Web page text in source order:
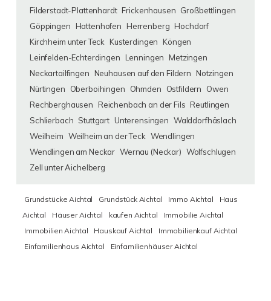
Filderstadt-Plattenhardt Frickenhausen Großbettlingen
Göppingen
Hattenhofen Herrenberg Hochdorf
Kirchheim unter Teck
Kusterdingen
Köngen
Leinfelden-Echterdingen
Lenningen
Metzingen
Neckartailfingen
Neuhausen auf den Fildern
Notzingen
Nürtingen
Oberboihingen Ohmden Ostfildern
Owen
Rechberghausen
Reichenbach an der Fils Reutlingen
Schlierbach Stuttgart Unterensingen Walddorfhäslach
Weilheim Weilheim an der Teck Wendlingen
Wendlingen am Neckar Wernau (Neckar) Wolfschlugen
Zell unter Aichelberg
Grundstücke Aichtal Grundstück Aichtal Immo Aichtal
Haus
Aichtal
Häuser Aichtal kaufen Aichtal
Immobilie Aichtal
Immobilien Aichtal
Hauskauf Aichtal
Immobilienkauf Aichtal
Einfamilienhaus Aichtal
Einfamilienhäuser Aichtal